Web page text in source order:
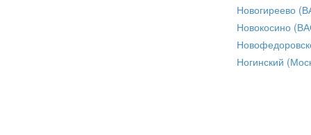
Новогиреево
Новокосино
Ногинский